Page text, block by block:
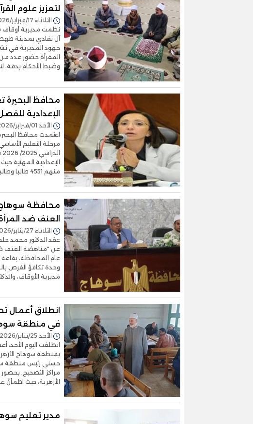
لتعزيز علوم
الثلاثاء 17/فبراير/2026 - 08:18 م
نظمت مديرية أوقاف
آل نفادي بمدينة
جهود المديرية في
المقرأة حضور عدد من
وضبط الأحكام بدقة،
محافظ البحيرة
الإعدادية للفصل
الأحد 01/فبراير/2026 - 03:26 م
اعتمدت محافظ
مرحلة التعليم
منهم 4551 طالبا وطالبة نجح منهم
محافظة
العنف ضد
الثلاثاء 27/يناير/2026 - 11:58 م
عقد الدكتور محمد
عن "مناهضة العنف ضد
عام المحافظة، بقاعة
وحدة تكافؤ الفرص
مديرية الأوقاف،
انطلاق أعمال
في منطقة
الأحد 25/يناير/2026 - 03:13 م
انطلقت اليوم الأحد،
بمنطقة سوهاج
حسني رئيس منطقة
مراكز التصحيح،
الأزهرية، حيث اطمأنّ
مدير تعليم